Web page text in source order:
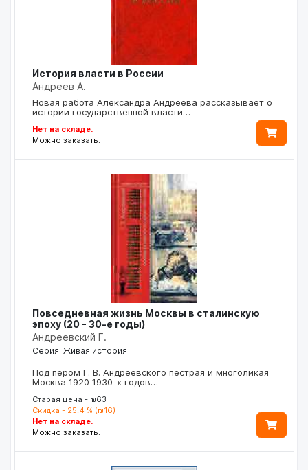
История власти в России
Андреев А.
Новая работа Александра Андреева рассказывает о
истории государственной власти…
Нет на складе.
Можно заказать.
Повседневная жизнь Москвы в сталинскую
эпоху (20 - 30-е годы)
Андреевский Г.
Серия: Живая история
Под пером Г. В. Андреевского пестрая и многоликая
Москва 1920 1930-х годов…
Старая цена - ₪63
Скидка - 25.4 % (₪16)
Нет на складе.
Можно заказать.